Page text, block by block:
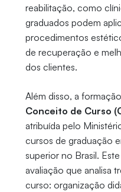
reabilitação, como
graduados podem
procedimentos
de recuperação e
dos clientes.
Além disso, a
Conceito de Curso
atribuída pelo
cursos de graduação
superior no Brasil.
avaliação que analisa
curso: organização